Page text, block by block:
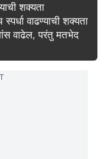
शक्यता
वाढण्याची शक्यता
वाढेल, परंतु मतभेद